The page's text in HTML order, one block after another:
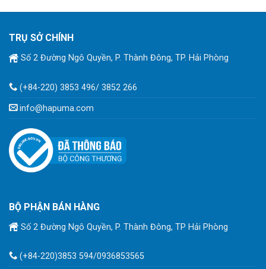
TRỤ SỞ CHÍNH
Số 2 Đường Ngô Quyền, P. Thành Đông, TP. Hải Phòng
(+84-220) 3853 496/ 3852 266
info@hapuma.com
BỘ PHẬN BÁN HÀNG
Số 2 Đường Ngô Quyền, P. Thành Đông, TP Hải Phòng
(+84-220)3853 594/0936853565